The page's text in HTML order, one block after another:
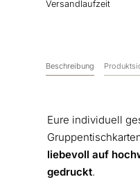
Versandlaufzeit
Beschreibung
Eure individuell
liebevoll auf
gedruckt.